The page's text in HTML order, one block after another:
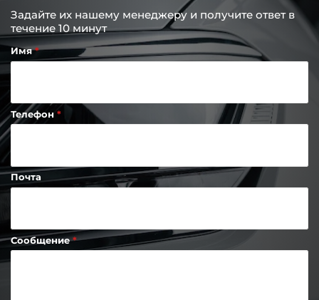
Задайте их нашему менеджеру и получите ответ в
течение 10 минут
Имя
Телефон
Почта
Сообщение